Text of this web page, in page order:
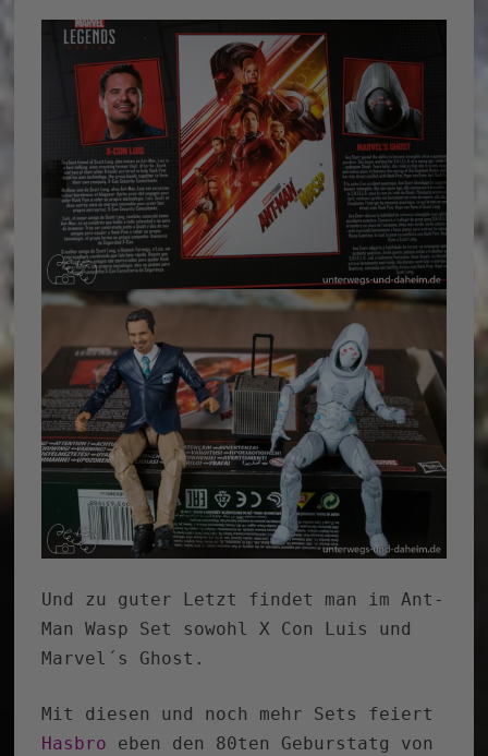
Und zu guter Letzt findet man im Ant-
Man Wasp Set sowohl X Con Luis und
Marvel´s Ghost.
Mit diesen und noch mehr Sets feiert
Hasbro eben den 80ten Geburstatg von